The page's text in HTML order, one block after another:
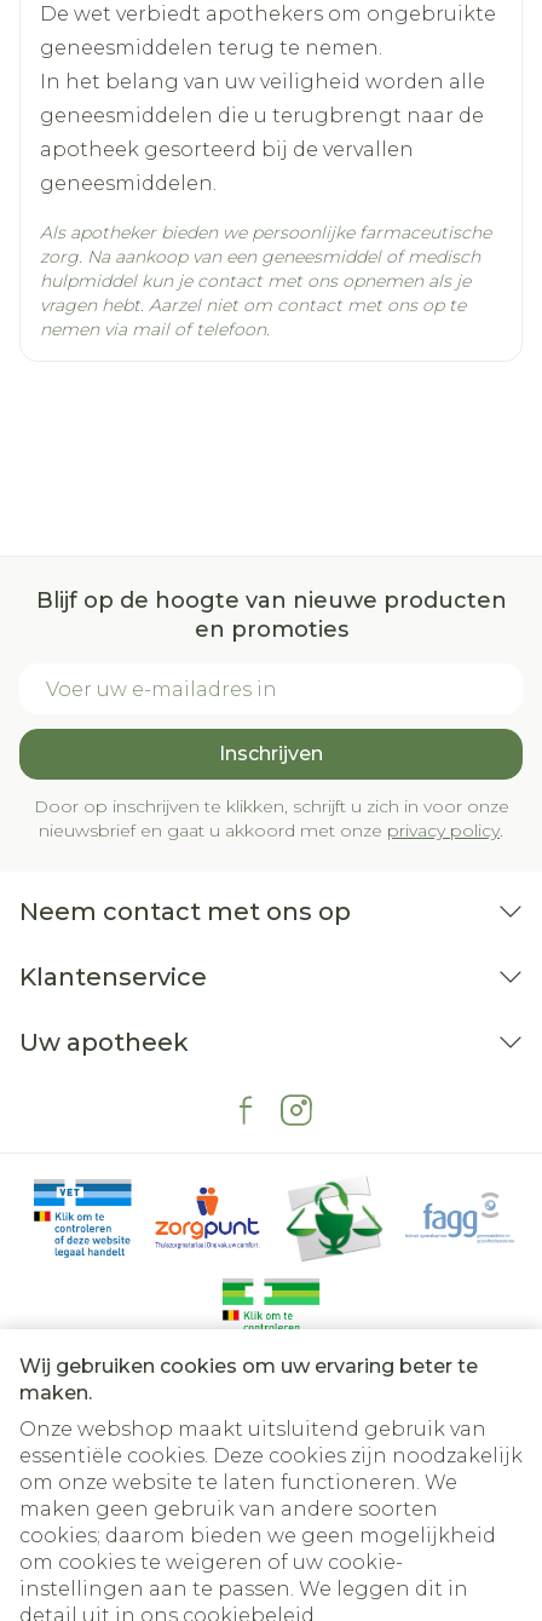
Wij gebruiken cookies om uw ervaring beter te
maken.
Onze webshop maakt uitsluitend gebruik van
essentiële cookies. Deze cookies zijn noodzakelijk
om onze website te laten functioneren. We
maken geen gebruik van andere soorten
cookies; daarom bieden we geen mogelijkheid
om cookies te weigeren of uw cookie-
instellingen aan te passen. We leggen dit in
detail uit in ons cookiebeleid
Actieve
Ingrediënten
paracetamol
Behoud
Kamertemperatuur (15°C -
25°C)
De wet verbiedt apothekers om ongebruikte
geneesmiddelen terug te nemen.
In het belang van uw veiligheid worden alle
geneesmiddelen die u terugbrengt naar de
apotheek gesorteerd bij de vervallen
geneesmiddelen.
Als apotheker bieden we persoonlijke farmaceutische
zorg. Na aankoop van een geneesmiddel of medisch
hulpmiddel kun je contact met ons opnemen als je
vragen hebt. Aarzel niet om contact met ons op te
nemen via mail of telefoon.
Blijf op de hoogte van nieuwe producten
en promoties
Inschrijven
Door op inschrijven te klikken, schrijft u zich in voor onze
nieuwsbrief en gaat u akkoord met onze privacy policy.
Neem contact met ons op
Klantenservice
Uw apotheek
Juridische links